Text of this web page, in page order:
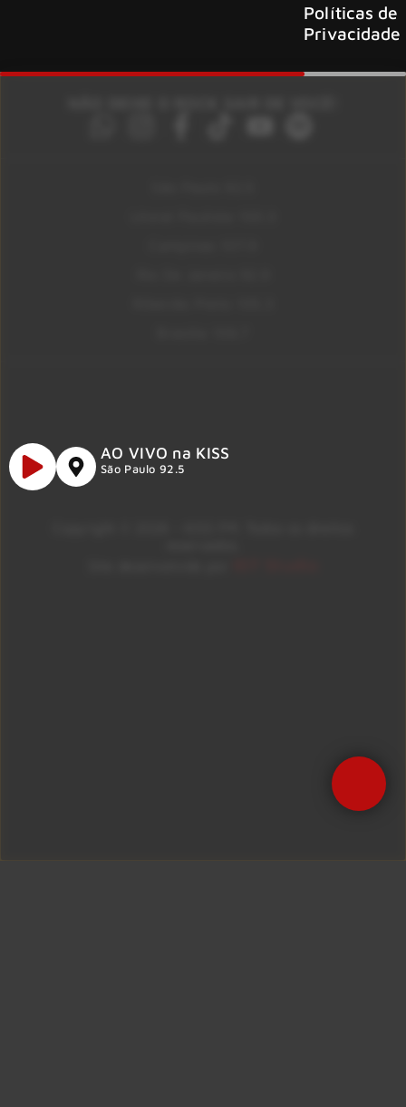
Políticas de
Privacidade
AO VIVO na KISS
São Paulo 92.5